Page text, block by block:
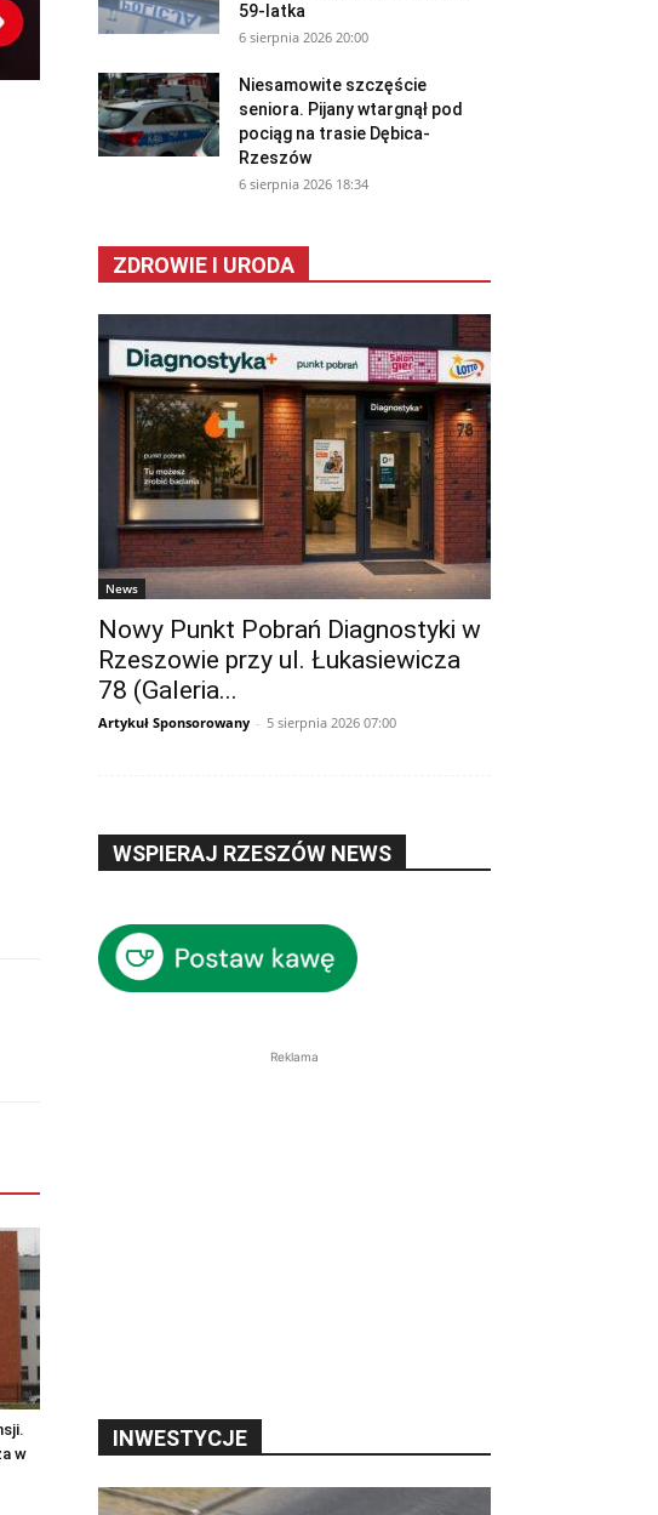
w
59-latka
6 sierpnia 2026 20:00
Niesamowite szczęście
seniora. Pijany wtargnął pod
pociąg na trasie Dębica-
Rzeszów
6 sierpnia 2026 18:34
ZDROWIE I URODA
News
Nowy Punkt Pobrań Diagnostyki w
Rzeszowie przy ul. Łukasiewicza
78 (Galeria...
Artykuł Sponsorowany - 5 sierpnia 2026 07:00
WSPIERAJ RZESZÓW NEWS
Reklama
INWESTYCJE